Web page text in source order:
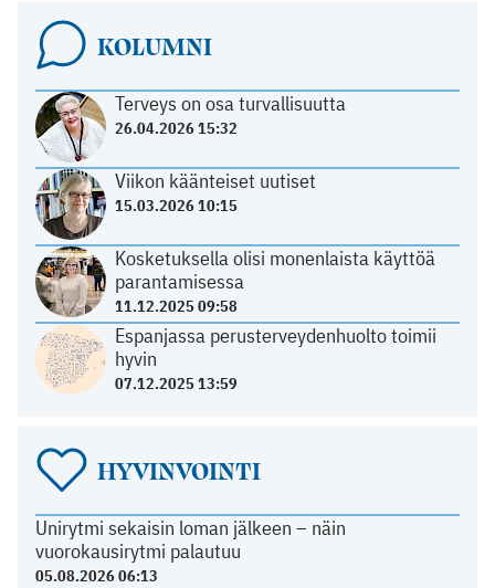
KOLUMNI
Terveys on osa turvallisuutta
26.04.2026 15:32
Viikon käänteiset uutiset
15.03.2026 10:15
Kosketuksella olisi monenlaista käyttöä
parantamisessa
11.12.2025 09:58
Espanjassa perusterveydenhuolto toimii
hyvin
07.12.2025 13:59
HYVINVOINTI
Unirytmi sekaisin loman jälkeen – näin
vuorokausirytmi palautuu
05.08.2026 06:13